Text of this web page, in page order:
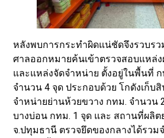
หลังพบการกระทำผิดแน่ชัดจึงรวบร
ศาลออกหมายค้นเข้าตรวจสอบแหล่ง
และแหล่งจัดจำหน่าย ตั้งอยู่ในพื้นที่
จำนวน 4 จุด ประกอบด้วย โกดังเก็บ
จำหน่ายย่านห้วยขวาง กทม. จำนวน
บางบ่อน กทม. 1 จุด และ สถานที่ผลิต
จ.ปทุมธานี ตรวจยึดของกลางได้รวม